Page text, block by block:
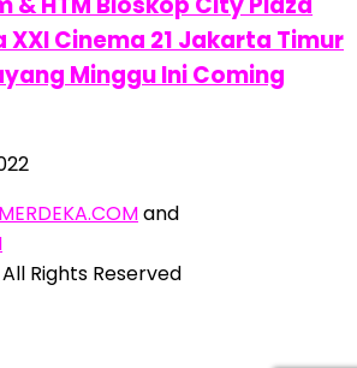
Cinema 21 Jakarta Timur
Minggu Ini Coming
and
Rights Reserved